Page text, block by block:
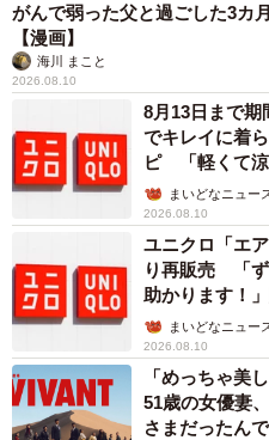
がんで弱った父と過ごした3カ
【漫画】
海川 まこと
2026.08.10
8月13日まで
でキレイに着
ピ 「軽くて涼
の声まいどなニュー
2026.08.10
ユニクロ「エ
り再販売 「ず
助かります！
まいどなニュー
2026.08.10
「めっちゃ美
51歳の女優妻
さまだったん